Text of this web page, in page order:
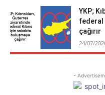
YKP;
federal
çağırır
24/07/
-